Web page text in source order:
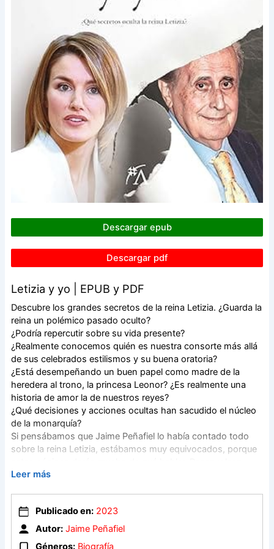
Descargar epub
Descargar pdf
Letizia y yo | EPUB y PDF
Descubre los grandes secretos de la reina Letizia. ¿Guarda la
reina un polémico pasado oculto?
¿Podría repercutir sobre su vida presente?
¿Realmente conocemos quién es nuestra consorte más allá
de sus celebrados estilismos y su buena oratoria?
¿Está desempeñando un buen papel como madre de la
heredera al trono, la princesa Leonor? ¿Es realmente una
historia de amor la de nuestros reyes?
¿Qué decisiones y acciones ocultas han sacudido el núcleo
de la monarquía?
Si pensábamos que Jaime Peñafiel lo había contado todo
sobre la reina Letizia, estábamos muy equivocados, porque
en el difícil mundo del periodismo rosa». Rosa Villacastín,
«Diez Minutos».
«El periodista experto en Casa Real ha señalado a la reina
Letizia como la culpable de que la Familia Real española se
Leer más
Publicado en: 2023
Autor: Jaime Peñafiel
Géneros: Biografía